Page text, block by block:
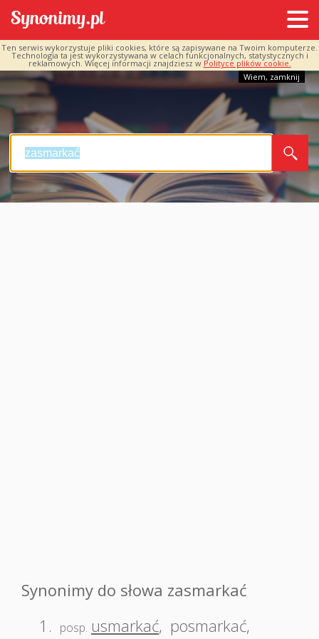
Ten serwis wykorzystuje pliki cookies, które są zapisywane na Twoim komputerze.
Technologia ta jest wykorzystywana w celach funkcjonalnych, statystycznych i
reklamowych. Więcej informacji znajdziesz w Polityce plików cookie.
Wiem, zamknij
Synonimy do słowa zasmarkać
1.
posp. usmarkać, posmarkać,